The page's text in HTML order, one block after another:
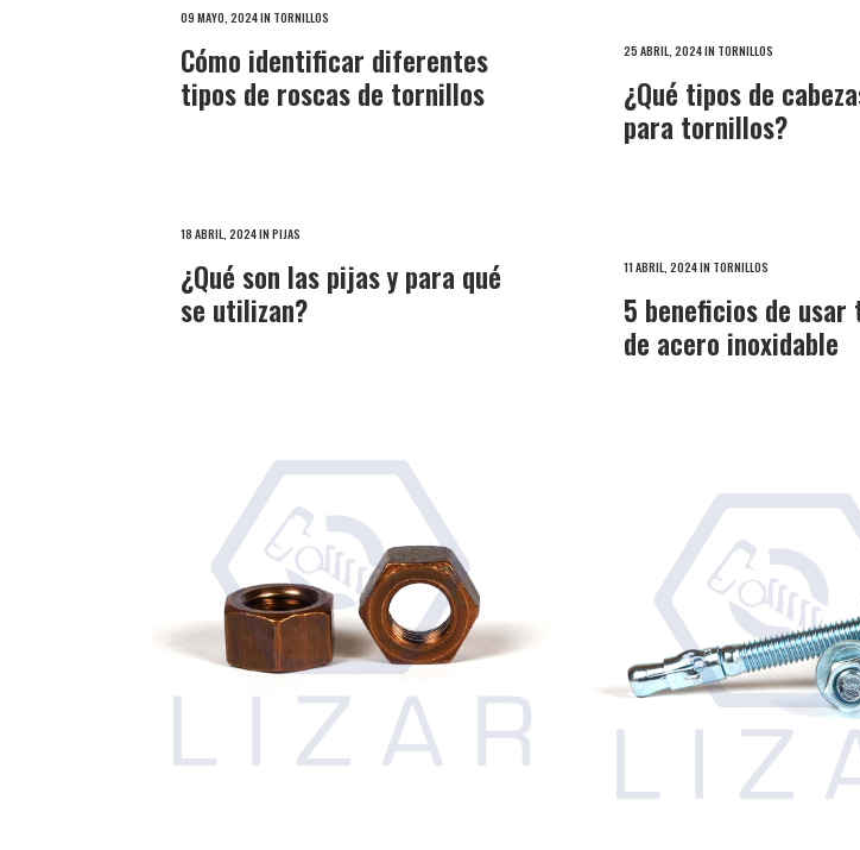
09 MAYO, 2024IN TORNILLOS
Cómo identificar diferentes
tipos de roscas de tornillos
25 ABRIL, 2024IN TORNILLOS
¿Qué tipos de
para tornillos?
18 ABRIL, 2024IN PIJAS
¿Qué son las pijas y para qué
se utilizan?
11 ABRIL, 2024IN TORNILLOS
5 beneficios de
de acero inoxidable